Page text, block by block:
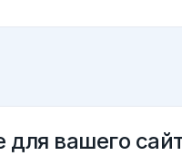
вашего